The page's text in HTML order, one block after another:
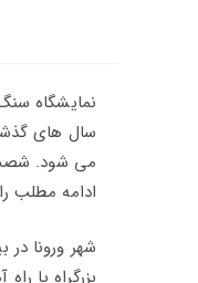
ادامه مطلب